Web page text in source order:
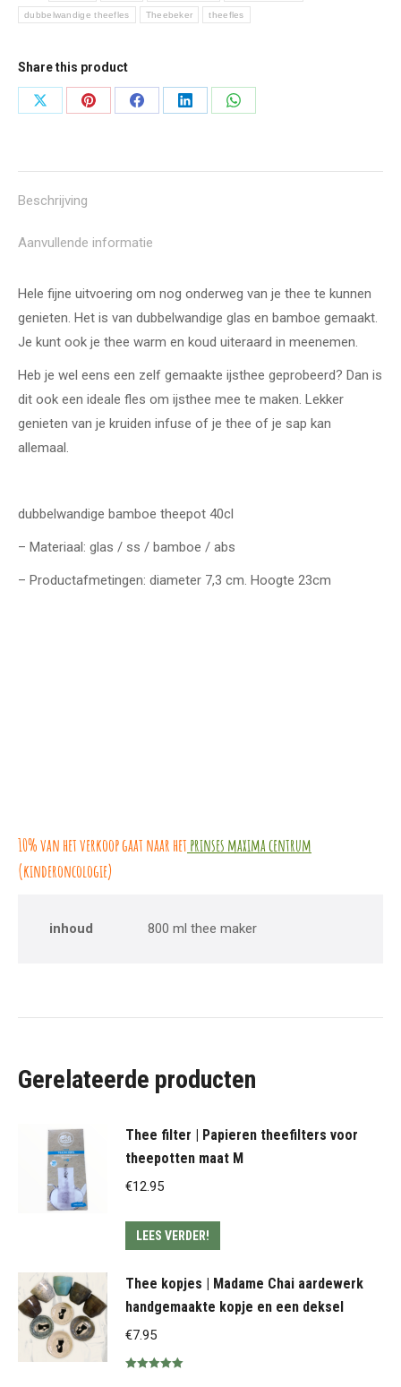
dubbelwandige theefles Theebeker theefles
Share this product
Deel
Deel
Deel
Deel
Deel
Beschrijving
Aanvullende informatie
Hele fijne uitvoering om nog onderweg van je thee te kunnen
genieten. Het is van dubbelwandige glas en bamboe gemaakt.
Je kunt ook je thee warm en koud uiteraard in meenemen.
Heb je wel eens een zelf gemaakte ijsthee geprobeerd? Dan is
dit ook een ideale fles om ijsthee mee te maken. Lekker
genieten van je kruiden infuse of je thee of je sap kan
allemaal.
dubbelwandige bamboe theepot 40cl
– Materiaal: glas / ss / bamboe / abs
– Productafmetingen: diameter 7,3 cm. Hoogte 23cm
10% van het verkoop gaat naar het prinses maxima centrum
(kinderoncologie)
inhoud 800 ml thee maker
Gerelateerde producten
Thee filter | Papieren theefilters voor
theepotten maat M
€12.95
LEES VERDER!
Thee kopjes | Madame Chai aardewerk
handgemaakte kopje en een deksel
€7.95